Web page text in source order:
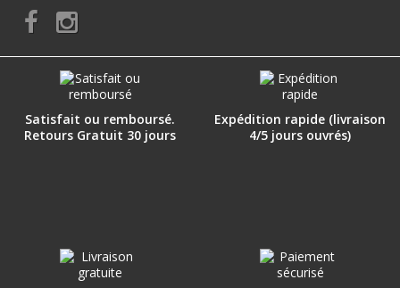
Satisfait ou remboursé.
Retours Gratuit 30 jours
Expédition rapide (livraison
4/5 jours ouvrés)